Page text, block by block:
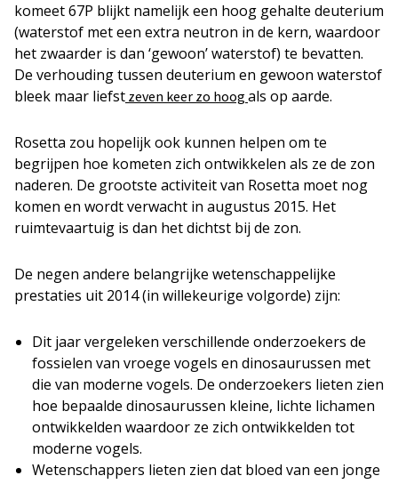
komeet 67P blijkt namelijk een hoog gehalte deuterium
(waterstof met een extra neutron in de kern, waardoor
het zwaarder is dan ‘gewoon’ waterstof) te bevatten.
De verhouding tussen deuterium en gewoon waterstof
bleek maar liefst zeven keer zo hoog als op aarde.
Rosetta zou hopelijk ook kunnen helpen om te
begrijpen hoe kometen zich ontwikkelen als ze de zon
naderen. De grootste activiteit van Rosetta moet nog
komen en wordt verwacht in augustus 2015. Het
ruimtevaartuig is dan het dichtst bij de zon.
De negen andere belangrijke wetenschappelijke
prestaties uit 2014 (in willekeurige volgorde) zijn:
Dit jaar vergeleken verschillende onderzoekers de
fossielen van vroege vogels en dinosaurussen met
die van moderne vogels. De onderzoekers lieten zien
hoe bepaalde dinosaurussen kleine, lichte lichamen
ontwikkelden waardoor ze zich ontwikkelden tot
moderne vogels.
Wetenschappers lieten zien dat bloed van een jonge